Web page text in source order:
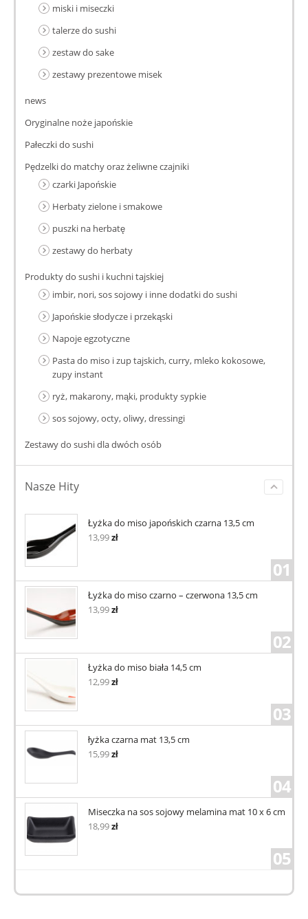
miski i miseczki
talerze do sushi
zestaw do sake
zestawy prezentowe misek
news
Oryginalne noże japońskie
Pałeczki do sushi
Pędzelki do matchy oraz żeliwne czajniki
czarki Japońskie
Herbaty zielone i smakowe
puszki na herbatę
zestawy do herbaty
Produkty do sushi i kuchni tajskiej
imbir, nori, sos sojowy i inne dodatki do sushi
Japońskie słodycze i przekąski
Napoje egzotyczne
Pasta do miso i zup tajskich, curry, mleko kokosowe,
zupy instant
ryż, makarony, mąki, produkty sypkie
sos sojowy, octy, oliwy, dressingi
Zestawy do sushi dla dwóch osób
Nasze Hity
Łyżka do miso japońskich czarna 13,5 cm
13,99zł
01
Łyżka do miso czarno – czerwona 13,5 cm
13,99zł
02
Łyżka do miso biała 14,5 cm
12,99zł
03
łyżka czarna mat 13,5 cm
15,99zł
04
Miseczka na sos sojowy melamina mat 10 x 6 cm
18,99zł
05